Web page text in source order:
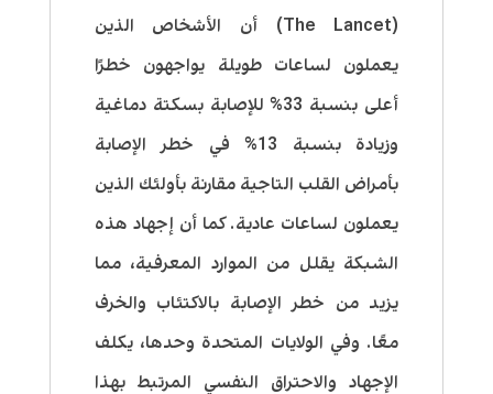
(The Lancet) أن الأشخاص الذين
يعملون لساعات طويلة يواجهون خطرًا
أعلى بنسبة 33% للإصابة بسكتة دماغية
وزيادة بنسبة 13% في خطر الإصابة
بأمراض القلب التاجية مقارنة بأولئك الذين
يعملون لساعات عادية. كما أن إجهاد هذه
الشبكة يقلل من الموارد المعرفية، مما
يزيد من خطر الإصابة بالاكتئاب والخرف
معًا. وفي الولايات المتحدة وحدها، يكلف
الإجهاد والاحتراق النفسي المرتبط بهذا